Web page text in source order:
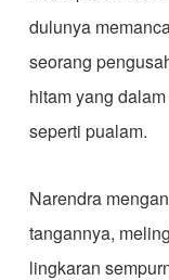
dulunya
seorang
hitam yang
seperti pualam.
​Narendra
tangannya,
lingkaran